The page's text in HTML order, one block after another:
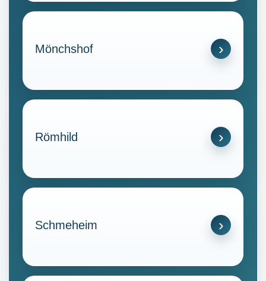
Mönchshof
Römhild
Schmeheim